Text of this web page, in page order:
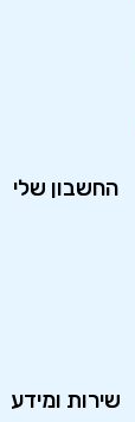
החשבון שלי
שירות ומידע